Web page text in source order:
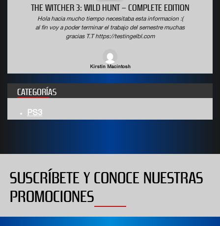
THE WITCHER 3: WILD HUNT – COMPLETE EDITION
Hola hacia mucho tiempo necesitaba esta informacion :(
al fin voy a poder terminar el trabajo del semestre muchas
gracias T.T https://testingelbl.com
Kirstin Macintosh
CATEGORÍAS
PS3
SUSCRÍBETE Y CONOCE NUESTRAS
PROMOCIONES